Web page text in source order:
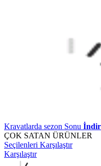
Kravatlarda sezon Sonu
ÇOK SATAN ÜRÜNLER
Seçilenleri Karşılaştır
Karşılaştır